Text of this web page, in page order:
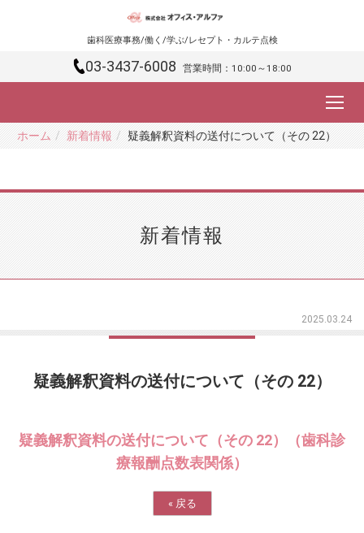
歯科医療事務/働く/学ぶ/レセプト・カルテ点検
03-3437-6008 営業時間：10:00～18:00
ホーム 新着情報 疑義解釈資料の送付について（その 22）
新着情報
2025.03.24
疑義解釈資料の送付について（その 22）
疑義解釈資料の送付について（その 22）（歯科診
療報酬点数表関係）
« 戻る